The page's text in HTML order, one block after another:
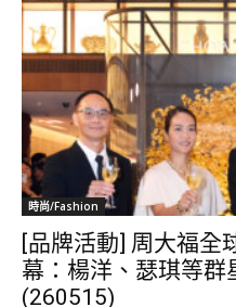
時尚/Fashion
[品牌活動] 周大福全
幕：楊洋、瑟琪等群
(260515)